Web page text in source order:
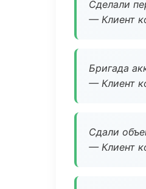
Сделали
— Клиент
Бригада
— Клиент
Сдали
— Клиент